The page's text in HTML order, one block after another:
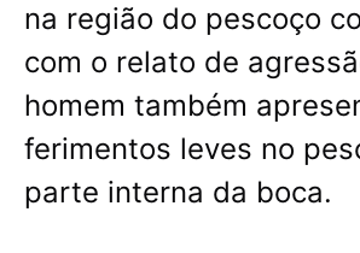
na região do pescoço
com o relato de
homem também
ferimentos leves no
parte interna da boca.